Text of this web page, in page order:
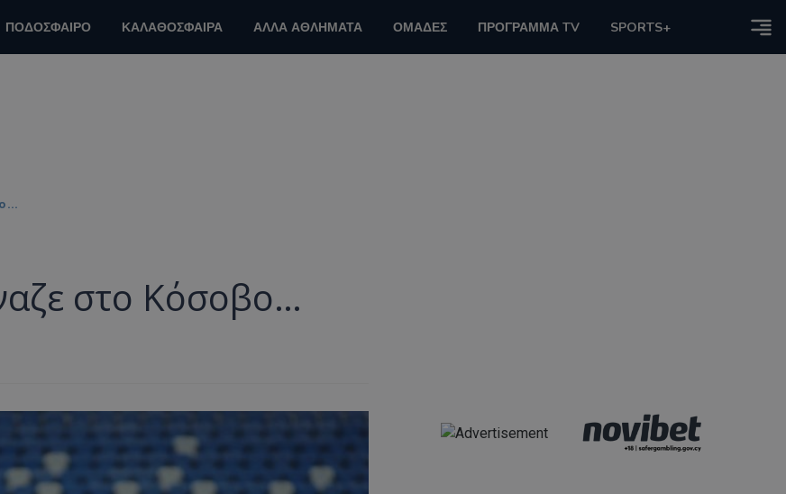
ΠΟΔΟΣΦΑΙΡΟ ΚΑΛΑΘΟΣΦΑΙΡΑ ΑΛΛΑ ΑΘΛΗΜΑΤΑ ΟΜΑΔΕΣ ΠΡΟΓΡΑΜΜΑ TV SPORTS+
στο Κόσοβο…